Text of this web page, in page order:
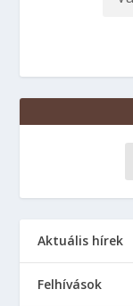
Aktuális hírek
Felhívások